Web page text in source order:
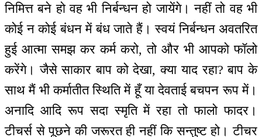
निमित्त बने हो वह भी निर्बन्धन हो जायेंगे। नहीं तो वह भी
कोई न कोई बंधन में बंध जाते हैं। स्वयं निर्बन्धन अवतरित
हुई आत्मा समझ कर कर्म करो, तो और भी आपको फॉलो
करेंगे। जैसे साकार बाप को देखा, क्या याद रहा? बाप के
साथ मैं भी कर्मातीत स्थिति में हूँ या देवताई बचपन रूप में।
अनादि आदि रूप सदा स्मृति में रहा तो फालो फादर।
टीचर्स से पूछने की जरूरत ही नहीं कि सन्तुष्ट हो। टीचर